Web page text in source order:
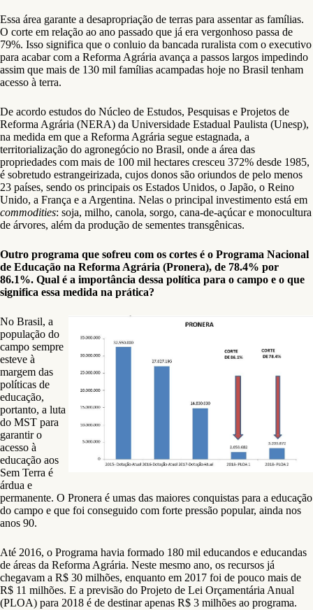
Essa área garante a desapropriação de terras para assentar as famílias.
O corte em relação ao ano passado que já era vergonhoso passa de
79%. Isso significa que o conluio da bancada ruralista com o executivo
para acabar com a Reforma Agrária avança a passos largos impedindo
assim que mais de 130 mil famílias acampadas hoje no Brasil tenham
acesso à terra.
De acordo estudos do Núcleo de Estudos, Pesquisas e Projetos de
Reforma Agrária (NERA) da Universidade Estadual Paulista (Unesp),
na medida em que a Reforma Agrária segue estagnada, a
territorialização do agronegócio no Brasil, onde a área das
propriedades com mais de 100 mil hectares cresceu 372% desde 1985,
é sobretudo estrangeirizada, cujos donos são oriundos de pelo menos
23 países, sendo os principais os Estados Unidos, o Japão, o Reino
Unido, a França e a Argentina. Nelas o principal investimento está em
commodities: soja, milho, canola, sorgo, cana-de-açúcar e monocultura
de árvores, além da produção de sementes transgênicas.
Outro programa que sofreu com os cortes é o Programa Nacional
de Educação na Reforma Agrária (Pronera), de 78.4% por
86.1%. Qual é a importância dessa política para o campo e o que
significa essa medida na prática?
No Brasil, a
população do
campo sempre
esteve à
margem das
políticas de
educação,
portanto, a luta
do MST para
garantir o
acesso à
educação aos
Sem Terra é
árdua e
permanente. O Pronera é umas das maiores conquistas para a educação
do campo e que foi conseguido com forte pressão popular, ainda nos
anos 90.
Até 2016, o Programa havia formado 180 mil educandos e educandas
de áreas da Reforma Agrária. Neste mesmo ano, os recursos já
chegavam a R$ 30 milhões, enquanto em 2017 foi de pouco mais de
R$ 11 milhões. E a previsão do Projeto de Lei Orçamentária Anual
(PLOA) para 2018 é de destinar apenas R$ 3 milhões ao programa.